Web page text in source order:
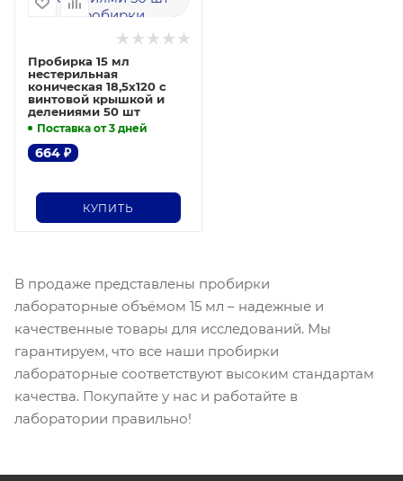
Пробирка 15 мл
нестерильная
коническая 18,5x120 с
винтовой крышкой и
делениями 50 шт
Поставка от 3 дней
664 ₽
КУПИТЬ
В продаже представлены пробирки
лабораторные объёмом 15 мл – надежные и
качественные товары для исследований. Мы
гарантируем, что все наши пробирки
лабораторные соответствуют высоким стандартам
качества. Покупайте у нас и работайте в
лаборатории правильно!